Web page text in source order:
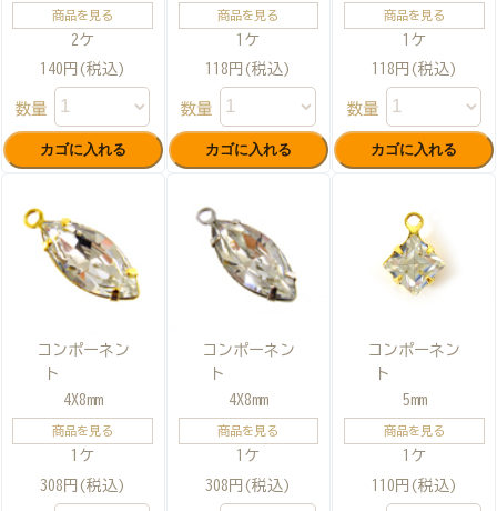
商品を見る
2ケ
140円(税込)
数量
商品を見る
1ケ
118円(税込)
数量
商品を見る
1ケ
118円(税込)
数量
コンポーネン
ト
4X8mm
商品を見る
1ケ
308円(税込)
コンポーネン
ト
4X8mm
商品を見る
1ケ
308円(税込)
コンポーネン
ト
5mm
商品を見る
1ケ
110円(税込)